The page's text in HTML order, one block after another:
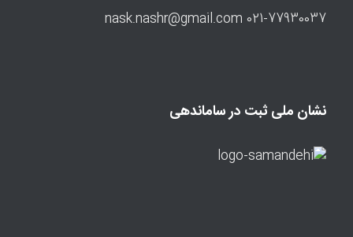
021-77930037 nask.nashr@gmail.com
نشان ملی ثبت در ساماندهی